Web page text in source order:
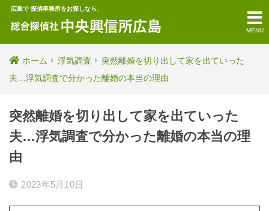
MENU
広島で 探偵事務所をお探しなら、
ホーム 浮気調査
突然離婚を切り出して家を出ていった
夫…浮気調査で分かった離婚の本当の理由
突然離婚を切り出して家を出ていった
夫…浮気調査で分かった離婚の本当の理
由
2023年5月10日